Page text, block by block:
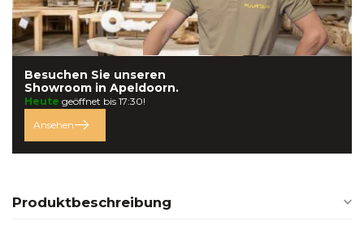
Besuchen Sie unseren
Showroom in Apeldoorn.
Heute geöffnet bis 17:30!
Ansehen
Produktbeschreibung